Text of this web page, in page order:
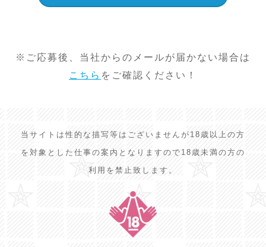
※ご応募後、当社からのメールが届かない場合は
こちら をご確認ください！
当サイトは性的な描写等はございませんが18歳以上の方
を対象とした仕事の案内となりますので18歳未満の方の
利用を禁止致します。